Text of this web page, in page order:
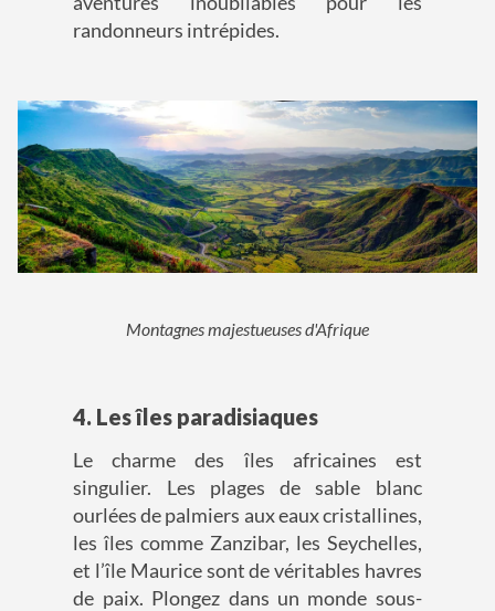
randonneurs intrépides.
Montagnes majestueuses d'Afrique
4. Les îles paradisiaques
Le charme des îles africaines est
singulier. Les plages de sable blanc
ourlées de palmiers aux eaux cristallines,
les îles comme Zanzibar, les Seychelles,
et l’île Maurice sont de véritables havres
de paix. Plongez dans un monde sous-